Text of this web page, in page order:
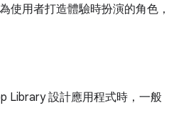
使用者打造體驗時扮演的角色，
Library 設計應用程式時，一般